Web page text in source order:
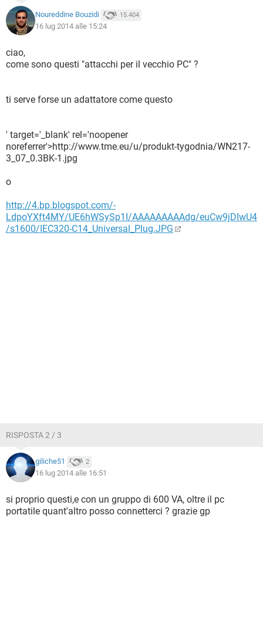
Noureddine Bouzidi 15.404
16 lug 2014 alle 15:24
ciao,
come sono questi "attacchi per il vecchio PC" ?
ti serve forse un adattatore come questo
' target='_blank' rel='noopener
noreferrer'>http://www.tme.eu/u/produkt-tygodnia/WN217-
3_07_0.3BK-1.jpg
o
http://4.bp.blogspot.com/-
LdpoYXft4MY/UE6hWSySp1I/AAAAAAAAAdg/euCw9jDIwU4
/s1600/IEC320-C14_Universal_Plug.JPG
RISPOSTA 2 / 3
giliche51 2
16 lug 2014 alle 16:51
si proprio questi,e con un gruppo di 600 VA, oltre il pc
portatile quant'altro posso connetterci ? grazie gp